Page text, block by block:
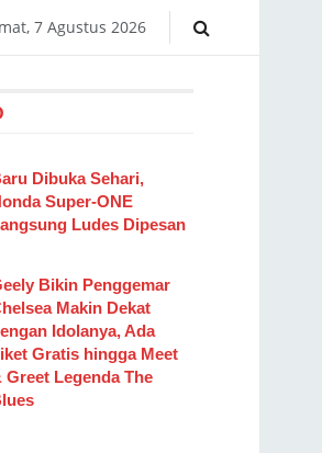
7 Agustus 2026
Dibuka Sehari,
Super-ONE
Ludes Dipesan
Bikin Penggemar
Makin Dekat
Idolanya, Ada
Gratis hingga Meet
Greet Legenda The